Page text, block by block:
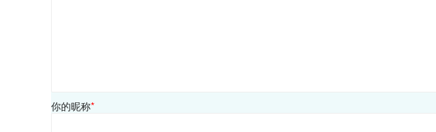
你的昵称*